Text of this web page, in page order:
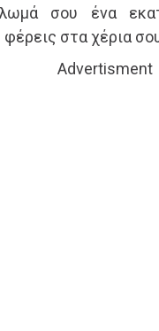
σου ένα
στα χέρια
Advertisment